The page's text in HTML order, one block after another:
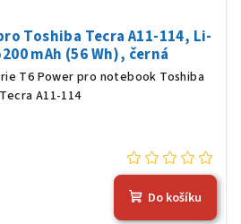
Toshiba Tecra A11-114, Li-
mAh (56 Wh), černá
T6 Power pro notebook Toshiba
Tecra A11-114
Do košíku